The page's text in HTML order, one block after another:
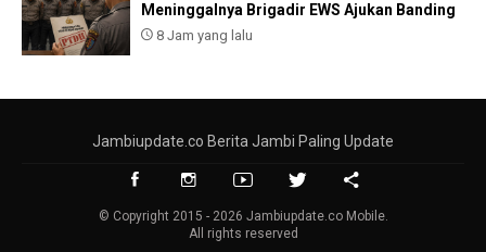
Meninggalnya Brigadir EWS Ajukan Banding
8 Jam yang lalu
Jambiupdate.co Berita Jambi Paling Update
© Copyright 2015 - 2026 Jambiupdate.co Mobile.
All rights reserved